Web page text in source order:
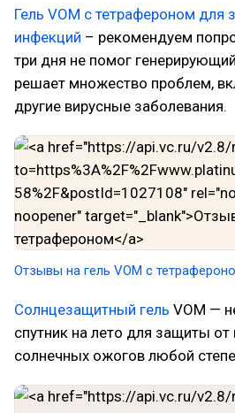
Гель VOM с тетрафероном для
инфекций – рекомендуем
три дня не помог
решает множество проблем,
другие вирусные заболевания.
Отзывы на гель VOM с
Солнцезащитный гель VOM —
спутник на лето для защиты от
солнечных ожогов любой